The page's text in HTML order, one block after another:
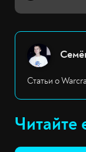
Статьи о
Читайте